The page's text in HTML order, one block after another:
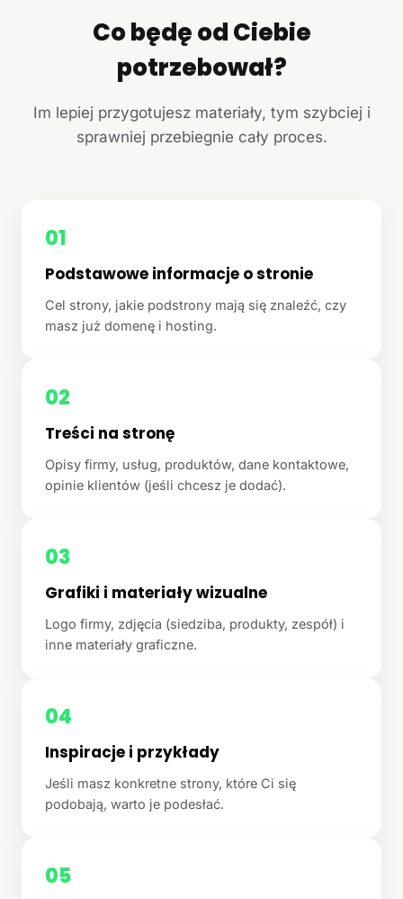
Co będę od Ciebie
potrzebował?
Im lepiej przygotujesz materiały, tym szybciej i
sprawniej przebiegnie cały proces.
01
Podstawowe informacje o stronie
Cel strony, jakie podstrony mają się znaleźć, czy
masz już domenę i hosting.
02
Treści na stronę
Opisy firmy, usług, produktów, dane kontaktowe,
opinie klientów (jeśli chcesz je dodać).
03
Grafiki i materiały wizualne
Logo firmy, zdjęcia (siedziba, produkty, zespół) i
inne materiały graficzne.
04
Inspiracje i przykłady
Jeśli masz konkretne strony, które Ci się
podobają, warto je podesłać.
05